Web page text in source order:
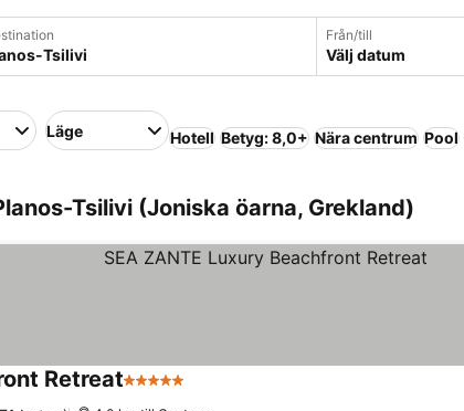
Från/till
Välj datum
Läge Hotell Betyg: 8,0+ Nära centrum Pool
Tsilivi (Joniska öarna, Grekland)
Retreat5 Stjärnor